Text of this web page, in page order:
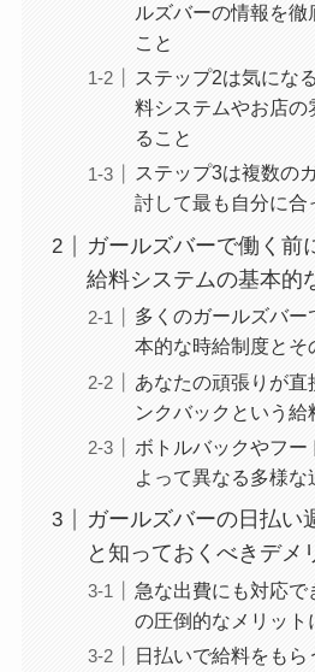
ルズバーの情報を
こと
ステップ2は気にな
料システムやお店の
ること
ステップ3は複数の
討して最も自分に合
ガールズバーで働く前
給料システムの基本的
多くのガールズバ
本的な時給制度とそ
あなたの頑張りが直
ンクバックという給
ボトルバックやフー
よって異なる多様
ガールズバーの日払い
と知っておくべきデメ
急な出費にも対応
の圧倒的なメリット
日払いで給料をも